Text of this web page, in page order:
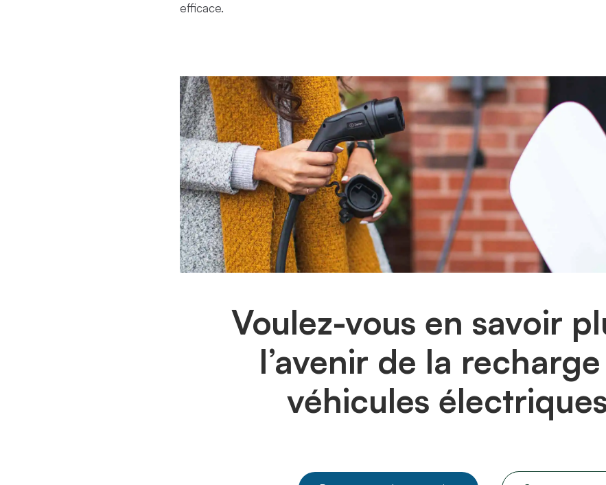
efficace.
Voulez-vous en savoir
l’avenir de la
véhicules